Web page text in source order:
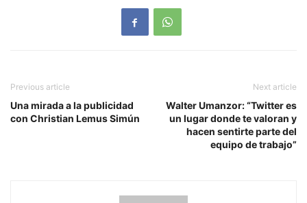
Previous article
Una mirada a la publicidad
con Christian Lemus Simún
Next article
Walter Umanzor: “Twitter es
un lugar donde te valoran y
hacen sentirte parte del
equipo de trabajo”